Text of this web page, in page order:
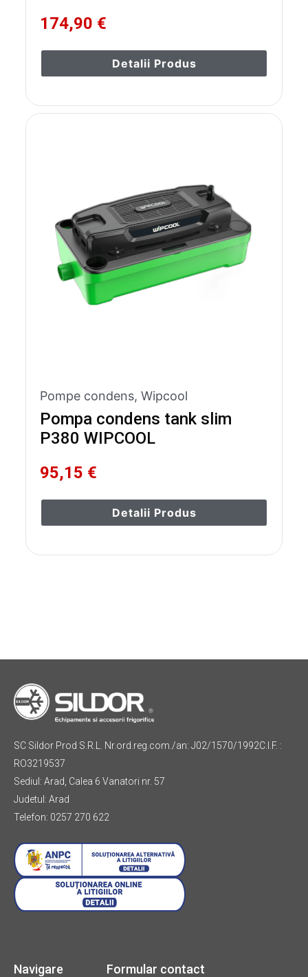
174,90 €
Detalii Produs
Pompe condens,Wipcool
Pompa condens tank slim
P380 WIPCOOL
95,15 €
Detalii Produs
SC Sildor Prod S.R.L. Nr.ord.reg.com./an: J02/1570/1992C.I.F. :
RO3219537
Sediul: Arad, Calea 6 Vanatori nr. 57
Judetul: Arad
Telefon: 0257 270 622
Navigare Formular contact